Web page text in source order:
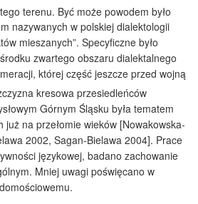
terenu. Być może powodem było
nazywanych w polskiej dialektologii
mieszanych”. Specyficzne było
zwartego obszaru dialektalnego
której część jeszcze przed wojną
kresowa przesiedleńców
Górnym Śląsku była tematem
już na przełomie wieków [Nowakowska-
2002, Sagan-Bielawa 2004]. Prace
językowej, badano zachowanie
Mniej uwagi poświęcano w